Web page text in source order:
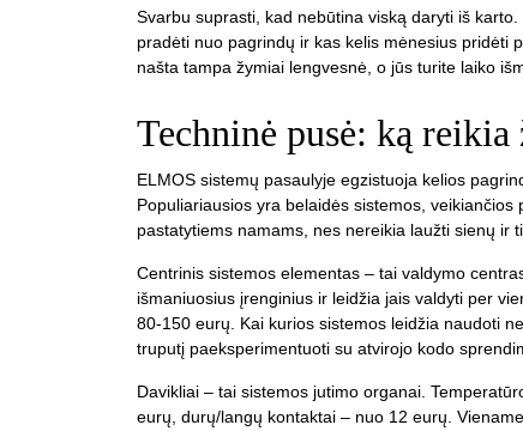
Svarbu suprasti, kad nebūtina viską daryti iš
pradėti nuo pagrindų ir kas kelis mėnesius pridėti
našta tampa žymiai lengvesnė, o jūs turite laiko
Techninė pusė: ką
ELMOS sistemų pasaulyje egzistuoja kelios
Populiariausios yra belaidės sistemos,
pastatytiems namams, nes nereikia laužti sienų ir
Centrinis sistemos elementas – tai valdymo
išmaniuosius įrenginius ir leidžia jais valdyti per
80-150 eurų. Kai kurios sistemos leidžia naudoti
truputį paeksperimentuoti su atvirojo kodo
Davikliai – tai sistemos jutimo organai.
eurų, durų/langų kontaktai – nuo 12 eurų.